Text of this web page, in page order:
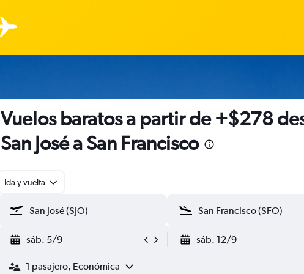
Vuelos baratos a partir de +$278
San José a San Francisco
Ida y vuelta
sáb. 5/9 sáb. 12/9
1 pasajero, Económica